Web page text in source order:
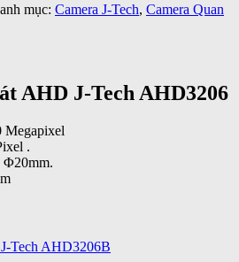
mục: Camera J-Tech, Camera Quan
AHD J-Tech AHD3206
Megapixel
.
Φ20mm.